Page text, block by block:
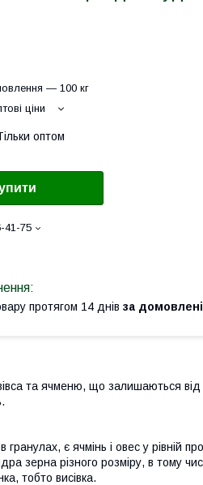
— 100 кг
ціни
оптом
41-75
протягом 14 днів за
та ячменю, що залишаються від
є ячмінь і овес у рівній
зерна різного розміру, в тому
тобто висівка.